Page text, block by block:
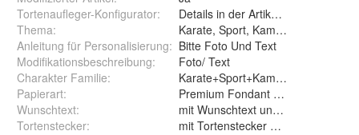
Tortenaufleger-Konfigurator:
Details in der Artikelbeschreibung
Thema:
Karate, Sport, Kampfsport,
Anleitung für Personalisierung: Bitte Foto Und Text
Modifikationsbeschreibung:
Foto/ Text
Charakter Familie:
Papierart:
Wunschtext:
mit Wunschtext und ohne
Tortenstecker: